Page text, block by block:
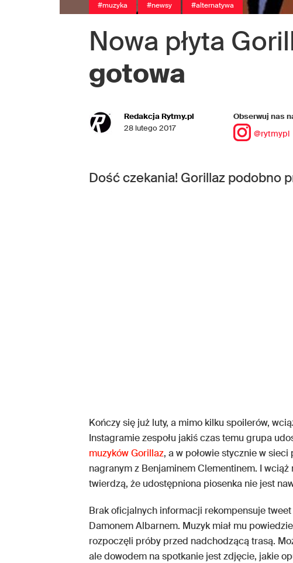
#muzyka #newsy #alternatywa
Nowa płyta
gotowa
Redakcja Rytmy.pl
28 lutego 2017
Obserwuj nas
@rytmypl
Dość czekania! Gorillaz podobno
Kończy się już luty, a mimo kilku spoilerów,
Instagramie zespołu jakiś czas temu grupa
muzyków Gorillaz, a w połowie stycznie w
nagranym z Benjaminem Clementinem. I
twierdzą, że udostępniona piosenka nie jest
Brak oficjalnych informacji rekompensuje
Damonem Albarnem. Muzyk miał mu
rozpoczęli próby przed nadchodzącą trasą.
ale dowodem na spotkanie jest zdjęcie, jakie